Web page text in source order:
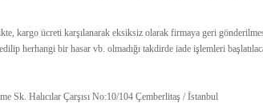
kargo ücreti karşılanarak eksiksiz olarak firmaya geri
herhangi bir hasar vb. olmadığı takdirde iade işlemleri
Sk. Halıcılar Çarşısı No:10/104 Çemberlitaş / İstanbul